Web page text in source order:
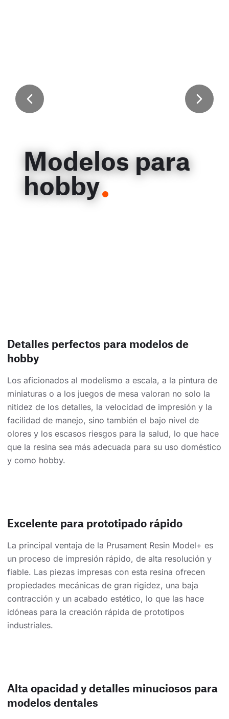
Modelos para
hobby
Detalles perfectos para modelos de
hobby
Los aficionados al modelismo a escala, a la pintura de
miniaturas o a los juegos de mesa valoran no solo la
nitidez de los detalles, la velocidad de impresión y la
facilidad de manejo, sino también el bajo nivel de
olores y los escasos riesgos para la salud, lo que hace
que la resina sea más adecuada para su uso doméstico
y como hobby.
Excelente para prototipado rápido
La principal ventaja de la Prusament Resin Model+ es
un proceso de impresión rápido, de alta resolución y
fiable. Las piezas impresas con esta resina ofrecen
propiedades mecánicas de gran rigidez, una baja
contracción y un acabado estético, lo que las hace
idóneas para la creación rápida de prototipos
industriales.
Alta opacidad y detalles minuciosos para
modelos dentales